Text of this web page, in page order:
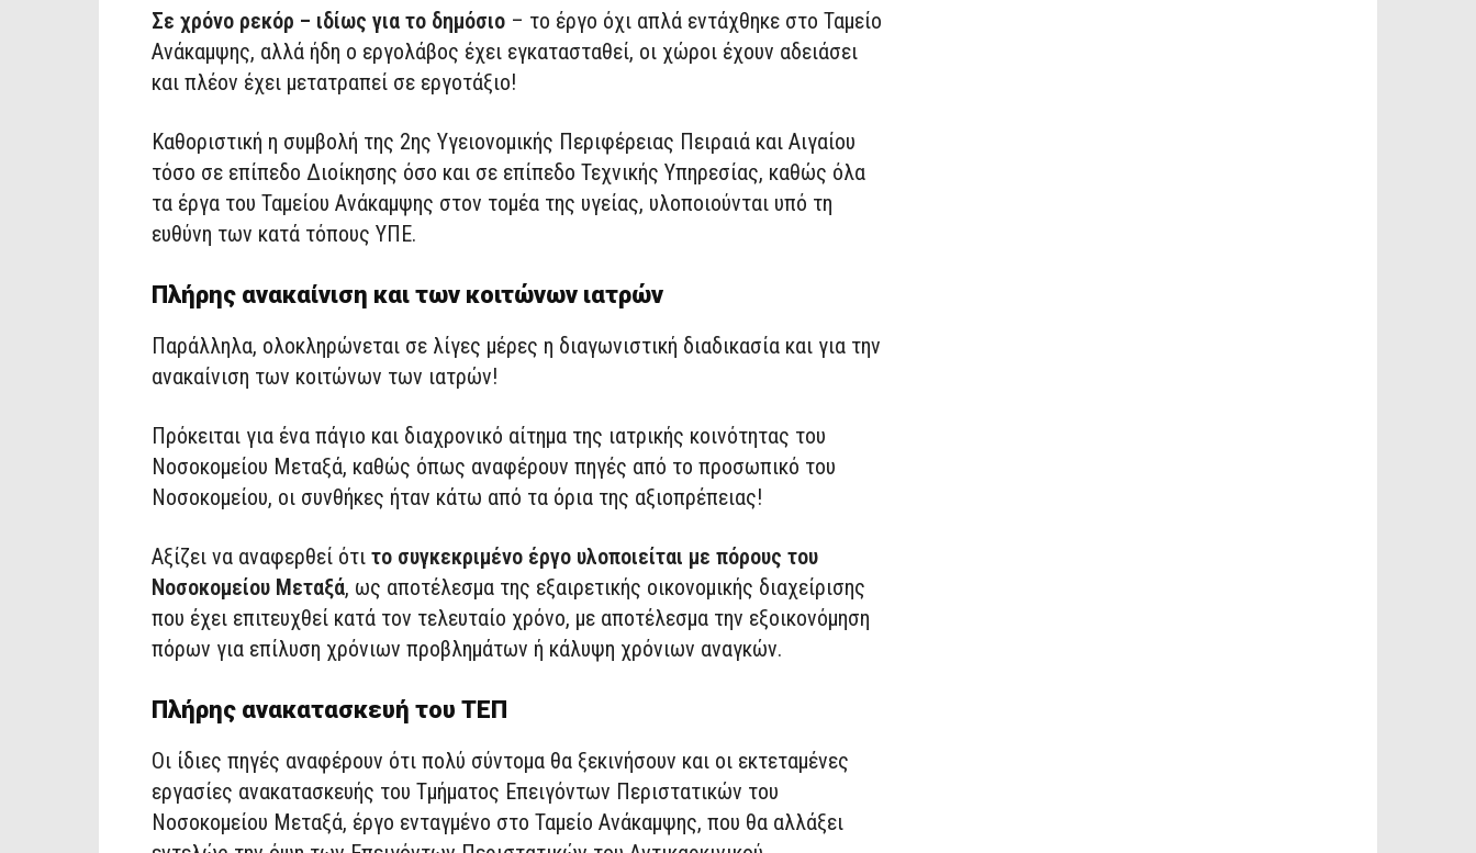
Σε χρόνο ρεκόρ – ιδίως για το δημόσιο – το έργο όχι απλά εντάχθηκε στο Ταμείο
Ανάκαμψης, αλλά ήδη ο εργολάβος έχει εγκατασταθεί, οι χώροι έχουν αδειάσει
και πλέον έχει μετατραπεί σε εργοτάξιο!
Καθοριστική η συμβολή της 2ης Υγειονομικής Περιφέρειας Πειραιά και Αιγαίου
τόσο σε επίπεδο Διοίκησης όσο και σε επίπεδο Τεχνικής Υπηρεσίας, καθώς όλα
τα έργα του Ταμείου Ανάκαμψης στον τομέα της υγείας, υλοποιούνται υπό τη
ευθύνη των κατά τόπους ΥΠΕ.
Πλήρης ανακαίνιση και των κοιτώνων ιατρών
Παράλληλα, ολοκληρώνεται σε λίγες μέρες η διαγωνιστική διαδικασία και για την
ανακαίνιση των κοιτώνων των ιατρών!
Πρόκειται για ένα πάγιο και διαχρονικό αίτημα της ιατρικής κοινότητας του
Νοσοκομείου Μεταξά, καθώς όπως αναφέρουν πηγές από το προσωπικό του
Νοσοκομείου, οι συνθήκες ήταν κάτω από τα όρια της αξιοπρέπειας!
Αξίζει να αναφερθεί ότι το συγκεκριμένο έργο υλοποιείται με πόρους του
Νοσοκομείου Μεταξά, ως αποτέλεσμα της εξαιρετικής οικονομικής διαχείρισης
που έχει επιτευχθεί κατά τον τελευταίο χρόνο, με αποτέλεσμα την εξοικονόμηση
πόρων για επίλυση χρόνιων προβλημάτων ή κάλυψη χρόνιων αναγκών.
Πλήρης ανακατασκευή του ΤΕΠ
Οι ίδιες πηγές αναφέρουν ότι πολύ σύντομα θα ξεκινήσουν και οι εκτεταμένες
εργασίες ανακατασκευής του Τμήματος Επειγόντων Περιστατικών του
Νοσοκομείου Μεταξά, έργο ενταγμένο στο Ταμείο Ανάκαμψης, που θα αλλάξει